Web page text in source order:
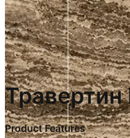
Травертин
Product Features